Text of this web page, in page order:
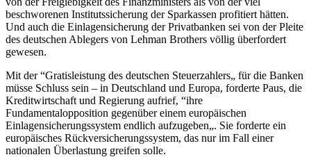
beschworenen Institutssicherung der Sparkassen profitiert hätten.
Und auch die Einlagensicherung der Privatbanken sei von der Pleite
des deutschen Ablegers von Lehman Brothers völlig überfordert
gewesen.
Mit der “Gratisleistung des deutschen Steuerzahlers„ für die Banken
müsse Schluss sein – in Deutschland und Europa, forderte Paus, die
Kreditwirtschaft und Regierung aufrief, “ihre
Fundamentalopposition gegenüber einem europäischen
Einlagensicherungssystem endlich aufzugeben„. Sie forderte ein
europäisches Rückversicherungssystem, das nur im Fall einer
nationalen Überlastung greifen solle.